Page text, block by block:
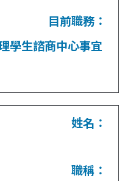
目前職務：
學生諮商中心事宜
姓名：
職稱：